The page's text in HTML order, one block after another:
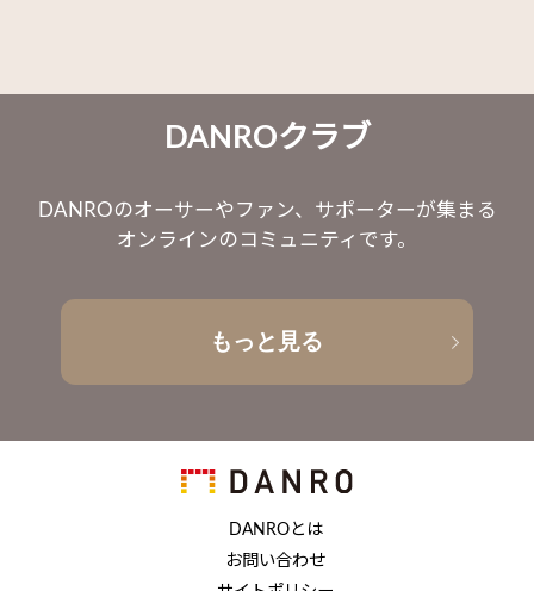
DANROクラブ
DANROのオーサーやファン、サポーターが集まる
オンラインのコミュニティです。
もっと見る
DANROとは
お問い合わせ